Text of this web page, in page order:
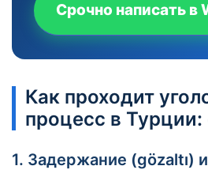
Срочно написать в
Как проходит
процесс в Турции:
1. Задержание (gözaltı)